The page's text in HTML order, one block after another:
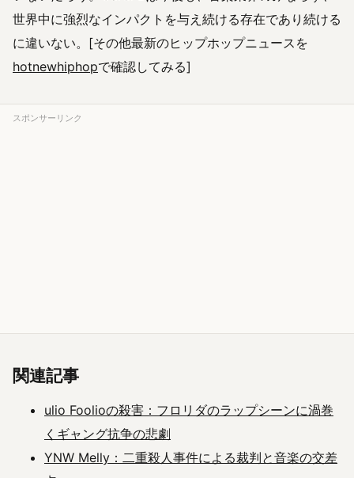
世界中に強烈なインパクトを与え続ける存在であり続ける
に違いない。[その他最新のヒップホップニュースを
hotnewhiphopで確認してみる]
スポンサーリンク
関連記事
ulio Foolioの殺害：フロリダのラップシーンに渦巻
くギャング抗争の悲劇
YNW Melly：二重殺人事件による裁判と音楽の交差